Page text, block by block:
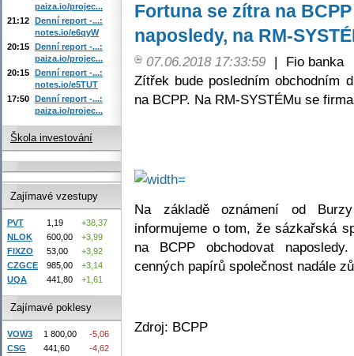
Fortuna se zítra na
naposledy, na RM-
07.06.2018 17:33:59 |
Fio banka
Zítřek bude posledním obchodním
na BCPP. Na RM-SYSTÉMu se
Na základě oznámení od
informujeme o tom, že sázkařská
na BCPP obchodovat
cenných papírů společnost nadále
Zdroj: BCPP
paiza.io/projec...
21:12 Denní report -...:
notes.io/e6qyW
20:15 Denní report -...:
paiza.io/projec...
20:15 Denní report -...:
notes.io/e5TUT
17:50 Denní report -...:
paiza.io/projec...
Škola investování
Zajímavé vzestupy
PVT 1,19
+38,37
NLOK
600,00
+3,99
FIXZO
53,00
+3,92
CZGCE
985,00
+3,14
UQA
441,80 +1,61
Zajímavé poklesy
VOW3 1 800,00
-5,06
CSG
441,60
-4,62